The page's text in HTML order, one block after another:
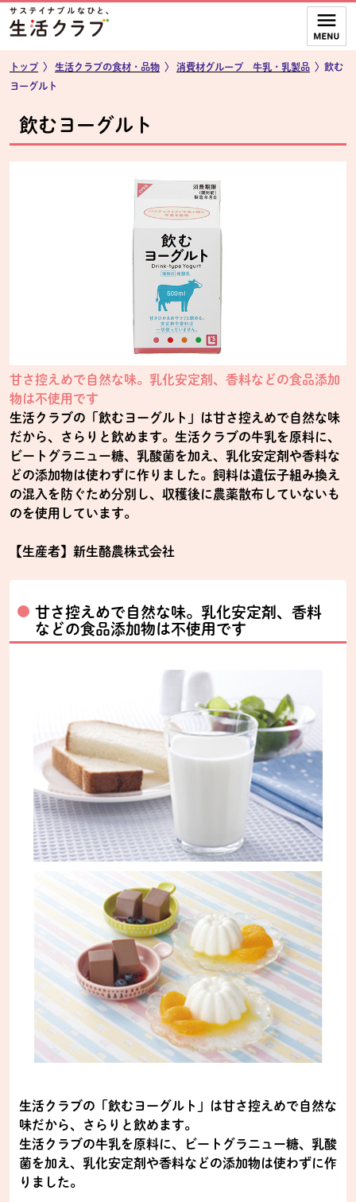
ページの先頭です。
本文へジャンプする。
トップ 〉 生活クラブの食材・品物 〉 消費材グループ 牛乳・乳製品 〉飲む
ヨーグルト
飲むヨーグルト
甘さ控えめで自然な味。乳化安定剤、香料などの食品添加
物は不使用です
生活クラブの「飲むヨーグルト」は甘さ控えめで自然な味
だから、さらりと飲めます。生活クラブの牛乳を原料に、
ビートグラニュー糖、乳酸菌を加え、乳化安定剤や香料な
どの添加物は使わずに作りました。飼料は遺伝子組み換え
の混入を防ぐため分別し、収穫後に農薬散布していないも
のを使用しています。
【生産者】新生酪農株式会社
甘さ控えめで自然な味。乳化安定剤、香料
などの食品添加物は不使用です
生活クラブの「飲むヨーグルト」は甘さ控えめで自然な
味だから、さらりと飲めます。
生活クラブの牛乳を原料に、ビートグラニュー糖、乳酸
菌を加え、乳化安定剤や香料などの添加物は使わずに作
りました。